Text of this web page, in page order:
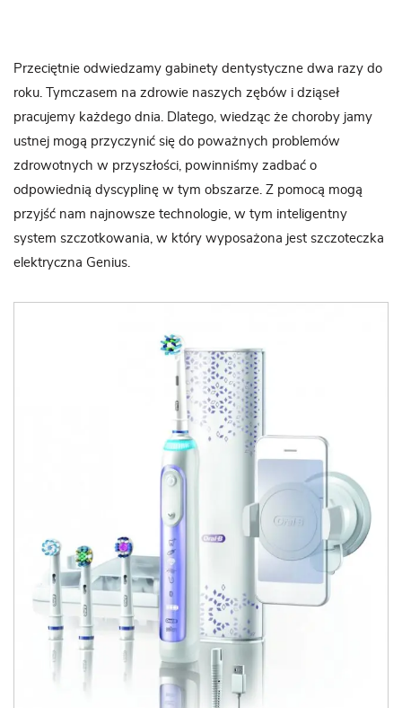
Przeciętnie odwiedzamy gabinety dentystyczne dwa razy do
roku. Tymczasem na zdrowie naszych zębów i dziąseł
pracujemy każdego dnia. Dlatego, wiedząc że choroby jamy
ustnej mogą przyczynić się do poważnych problemów
zdrowotnych w przyszłości, powinniśmy zadbać o
odpowiednią dyscyplinę w tym obszarze. Z pomocą mogą
przyjść nam najnowsze technologie, w tym inteligentny
system szczotkowania, w który wyposażona jest szczoteczka
elektryczna Genius.